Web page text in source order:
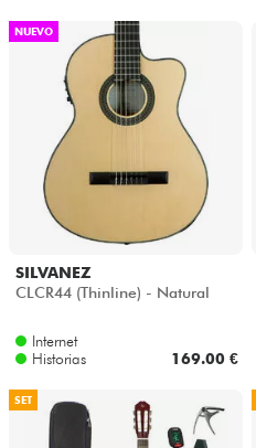
Violines y cuarteto
Niños
Bundle
NUEVO
SILVANEZ
CLCR44 (Thinline) - Natural
Internet
Historias
169.00 €
SET